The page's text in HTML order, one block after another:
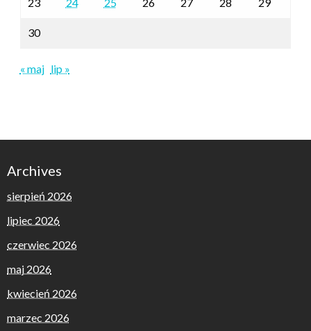
30
« maj lip »
Archives
sierpień 2026
lipiec 2026
czerwiec 2026
maj 2026
kwiecień 2026
marzec 2026